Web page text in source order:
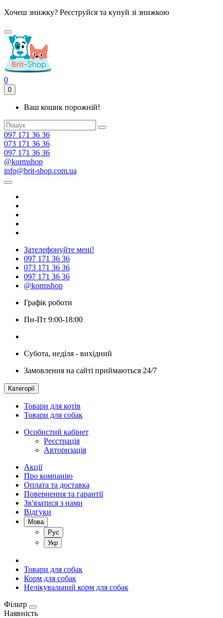
Хочеш знижку? Реєструйся та купуй зі знижкою
0
0
Ваш кошик порожній!
097 171 36 36
073 171 36 36
097 171 36 36
@kormshop
info@brit-shop.com.ua
Зателефонуйте мені!
097 171 36 36
073 171 36 36
097 171 36 36
@kormshop
Графік роботи
Пн-Пт 9:00-18:00
Субота, неділя - вихідний
Замовлення на сайті приймаються 24/7
Категорії
Товари для котів
Товари для собак
Особистий кабінет
Реєстрація
Авторизація
Акції
Про компанію
Оплата та доставка
Повернення та гарантії
Зв'язатися з нами
Відгуки
Мова
Рус
Укр
Товари для собак
Корм для собак
Нелікувальний корм для собак
Фільтр
Наявність